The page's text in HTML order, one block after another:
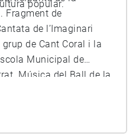
popular.
Fragment de
de l’Imaginari
de Cant Coral i la
Municipal de
Música del Ball de la
de Miquel González.
paisatges sonors: